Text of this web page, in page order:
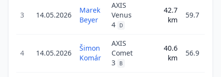
3 14.05.2026
Marek
Beyer
AXIS
Venus
4
D
42.7
km
59.7
4 14.05.2026
Šimon
Komár
AXIS
Comet
3
B
40.6
km
56.9